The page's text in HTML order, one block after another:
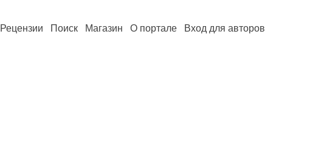
Рецензии Поиск Магазин О портале Вход для авторов